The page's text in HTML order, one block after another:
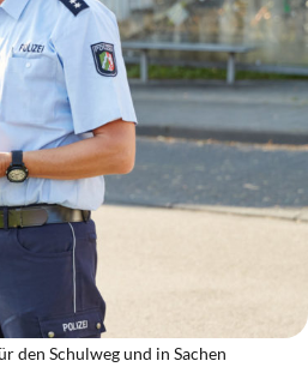
den Schulweg und in Sachen